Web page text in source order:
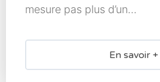
mesure pas plus d’un...
En savoir +